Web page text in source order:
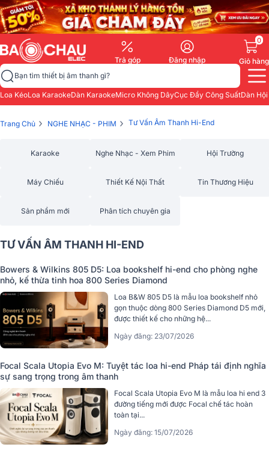
Trả góp Đăng nhập
0
Giỏ hàng
Bạn tìm thiết bị âm thanh gì?
Loa KéoLoa KaraokeDàn KaraokeMicro Không DâyCục Đẩy Công SuấtDàn
Trang Chủ › NGHE NHẠC - PHIM › Tư Vấn Âm Thanh Hi-End
Karaoke Nghe Nhạc - Xem Phim Hội Trường
Máy Chiếu Thiết Kế Nội Thất Tin Thương Hiệu
Sản phẩm mới Phân tích chuyên gia
TƯ VẤN ÂM THANH HI-END
Bowers & Wilkins 805 D5: Loa bookshelf hi-end cho phòng nghe
nhỏ, kế thừa tinh hoa 800 Series Diamond
Loa B&W 805 D5 là mẫu loa bookshelf nhỏ
gọn thuộc dòng 800 Series Diamond D5 mới,
được thiết kế cho những hệ...
Ngày đăng: 23/07/2026
Focal Scala Utopia Evo M: Tuyệt tác loa hi-end Pháp tái định nghĩa
sự sang trọng trong âm thanh
Focal Scala Utopia Evo M là mẫu loa hi end 3
đường tiếng mới được Focal chế tác hoàn
toàn tại...
Ngày đăng: 15/07/2026